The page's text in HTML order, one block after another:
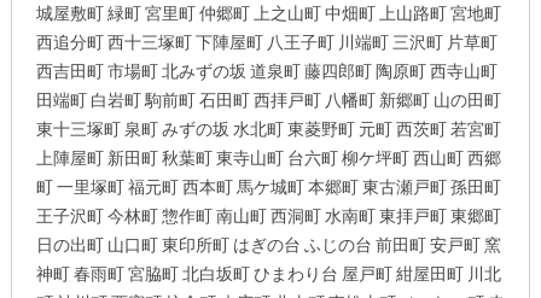
城屋敷町 緑町 宮里町 仲郷町 上之山町 中畑町 上山路町 宮地町
西追分町 西十三塚町 下陣屋町 八王子町 川端町 三沢町 片草町
西吉田町 市場町 北みずの坂 道泉町 藤四郎町 陶原町 西寺山町
田端町 白岩町 駒前町 石田町 西拝戸町 八幡町 新郷町 山の田町
東十三塚町 泉町 みずの坂 水北町 東菱野町 元町 西茨町 若宮町
上陣屋町 新田町 秋葉町 東寺山町 台六町 柳ケ坪町 西山町 西郷
町 一里塚町 福元町 西本町 馬ケ城町 本郷町 東古瀬戸町 孫田町
王子沢町 今林町 惣作町 南山町 西洞町 水南町 東拝戸町 東郷町
日の出町 山口町 東印所町 はぎの台 ふじの台 前田町 安戸町 窯
神町 春雨町 宮脇町 北白坂町 ひまわり台 屋戸町 紺屋田町 川北